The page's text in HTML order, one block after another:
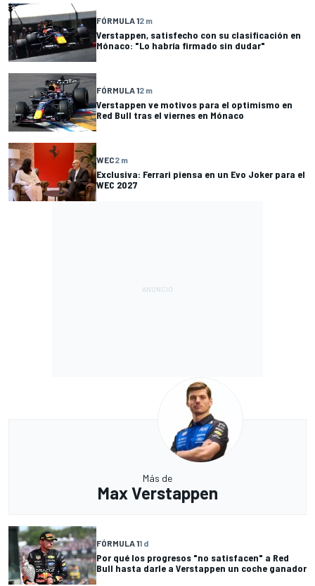
FÓRMULA 12 m
Verstappen, satisfecho con su clasificación en
Mónaco: "Lo habría firmado sin dudar"
FÓRMULA 12 m
Verstappen ve motivos para el optimismo en
Red Bull tras el viernes en Mónaco
WEC2 m
Exclusiva: Ferrari piensa en un Evo Joker para el
WEC 2027
Más de
Max Verstappen
FÓRMULA 11 d
Por qué los progresos "no satisfacen" a Red
Bull hasta darle a Verstappen un coche ganador